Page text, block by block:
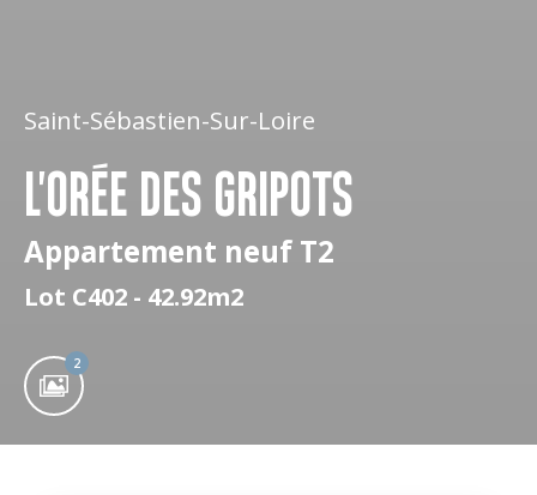
Saint-Sébastien-Sur-Loire
L'ORÉE DES GRIPOTS
Appartement neuf T2
Lot C402 - 42.92m2
2